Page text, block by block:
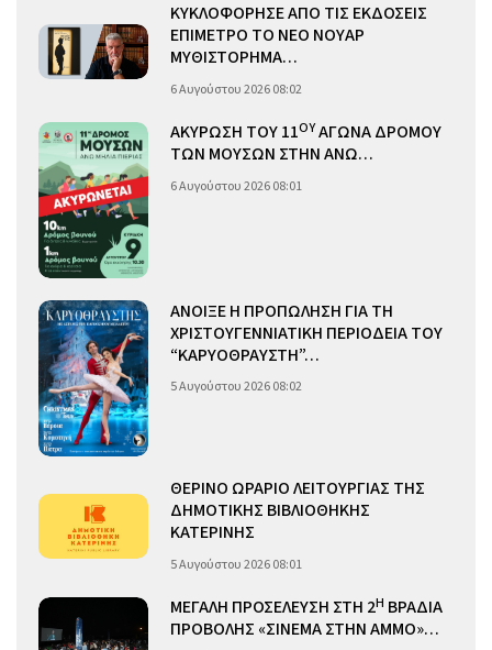
ΚΥΚΛΟΦΟΡΗΣΕ ΑΠΟ ΤΙΣ ΕΚΔΟΣΕΙΣ
ΕΠΙΜΕΤΡΟ ΤΟ ΝΕΟ ΝΟΥΑΡ
ΜΥΘΙΣΤΟΡΗΜΑ…
6 Αυγούστου 2026 08:02
ΑΚΥΡΩΣΗ ΤΟΥ 11ΟΥΑΓΩΝΑ ΔΡΟΜΟΥ
ΤΩΝ ΜΟΥΣΩΝ ΣΤΗΝ ΑΝΩ…
6 Αυγούστου 2026 08:01
ΑΝΟΙΞΕ Η ΠΡΟΠΩΛΗΣΗ ΓΙΑ ΤΗ
ΧΡΙΣΤΟΥΓΕΝΝΙΑΤΙΚΗ ΠΕΡΙΟΔΕΙΑ ΤΟΥ
“ΚΑΡΥΟΘΡΑΥΣΤΗ”…
5 Αυγούστου 2026 08:02
ΘΕΡΙΝΟ ΩΡΑΡΙΟ ΛΕΙΤΟΥΡΓΙΑΣ ΤΗΣ
ΔΗΜΟΤΙΚΗΣ ΒΙΒΛΙΟΘΗΚΗΣ
ΚΑΤΕΡΙΝΗΣ
5 Αυγούστου 2026 08:01
ΜΕΓΑΛΗ ΠΡΟΣΕΛΕΥΣΗ ΣΤΗ 2Η ΒΡΑΔΙΑ
ΠΡΟΒΟΛΗΣ «ΣΙΝΕΜΑ ΣΤΗΝ ΑΜΜΟ»…